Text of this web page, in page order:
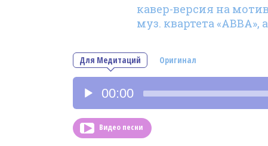
кавер-версия на
муз. квартета «АВВА»,
Для Медитаций Оригинал
Аудиоплеер
00:00
Видео песни